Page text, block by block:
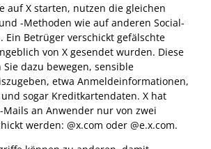
auf X starten, nutzen die gleichen
-Methoden wie auf anderen Social-
Ein Betrüger verschickt gefälschte
von X gesendet wurden. Diese
dazu bewegen, sensible
etwa Anmeldeinformationen,
sogar Kreditkartendaten. X hat
Mails an Anwender nur von zwei
werden: @x.com oder @e.x.com.